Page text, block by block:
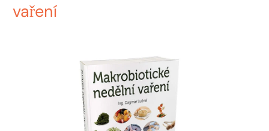
vaření